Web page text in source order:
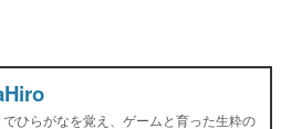
でひらがなを覚え、ゲームと育った生粋の